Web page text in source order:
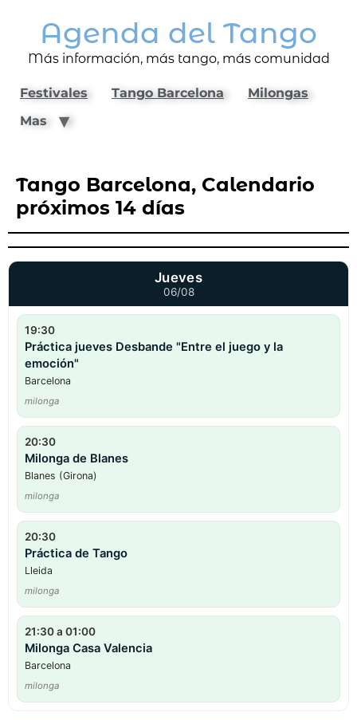
Agenda del Tango
Más información, más tango, más comunidad
Festivales Tango Barcelona
Milongas
Mas
Tango Barcelona, Calendario
próximos 14 días
Jueves
06/08
19:30
Práctica jueves Desbande "Entre el juego y la
emoción"
Barcelona
milonga
20:30
Milonga de Blanes
Blanes (Girona)
milonga
20:30
Práctica de Tango
Lleida
milonga
21:30 a 01:00
Milonga Casa Valencia
Barcelona
milonga